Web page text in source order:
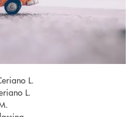
L.
L.